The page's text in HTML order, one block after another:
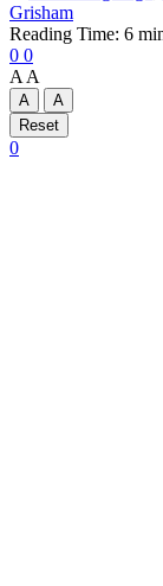
Grisham
Reading Time: 6
0 0
A A
A
A
Reset
0